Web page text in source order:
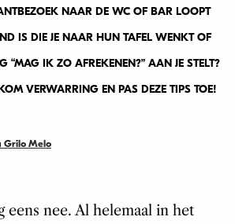
NAAR DE WC OF BAR LOOPT
IS DIE JE NAAR HUN TAFEL WENKT OF
“MAG IK ZO AFREKENEN?” AAN JE STELT?
VERWARRING EN PAS DEZE TIPS TOE!
Grilo Melo
eens nee. Al helemaal in het